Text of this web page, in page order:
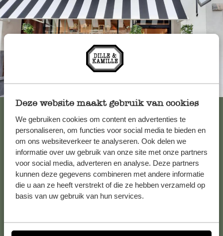
Deze website maakt gebruik van cookies
We gebruiken cookies om content en advertenties te
personaliseren, om functies voor social media te bieden en
om ons websiteverkeer te analyseren. Ook delen we
informatie over uw gebruik van onze site met onze partners
voor social media, adverteren en analyse. Deze partners
kunnen deze gegevens combineren met andere informatie
die u aan ze heeft verstrekt of die ze hebben verzameld op
basis van uw gebruik van hun services.
Altijd in de buurt
Bekijk alle 62 winkels
Klantenservice
Voor vragen, tips of hulp kun je contact opnemen met onze
klantenservice. Of bekijk hier het antwoord op de
meestgestelde vragen
klantenservice@dille-kamille.com